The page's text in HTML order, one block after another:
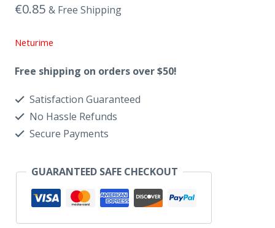
€0.85 & Free Shipping
Neturime
Free shipping on orders over $50!
Satisfaction Guaranteed
No Hassle Refunds
Secure Payments
GUARANTEED SAFE CHECKOUT